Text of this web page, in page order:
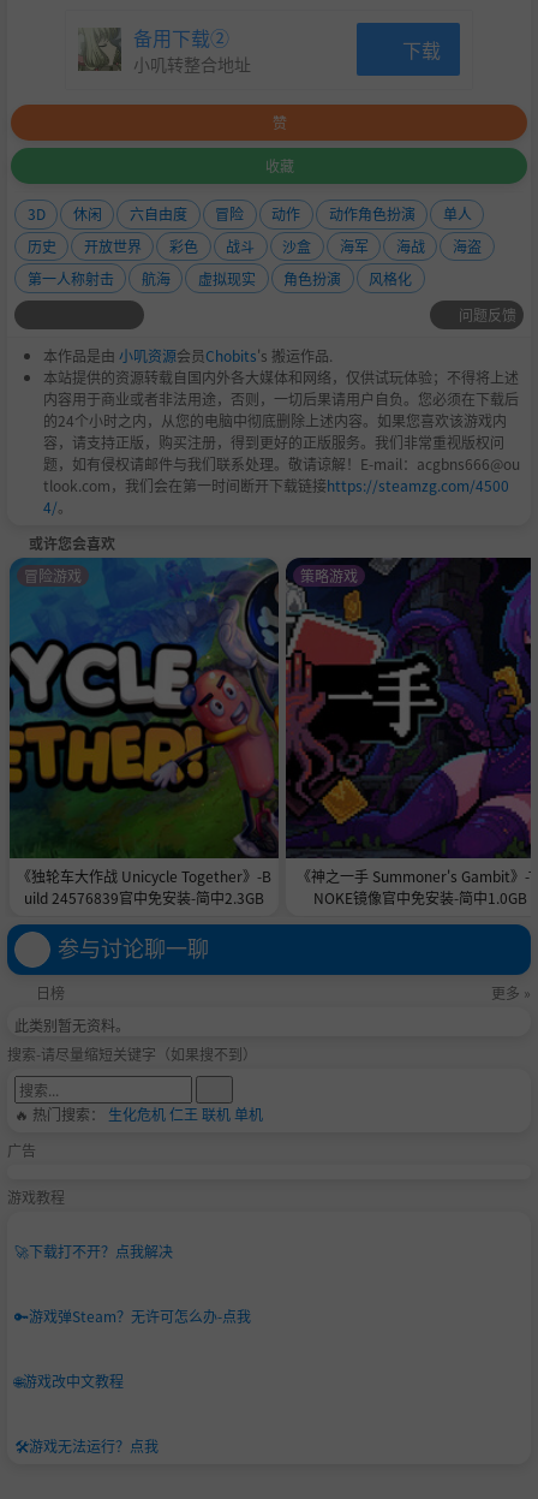
备用下载②
小叽转整合地址 下载
赞
收藏
3D 休闲 六自由度 冒险 动作 动作角色扮演
单人
历史
开放世界 彩色 战斗 沙盒 海军 海战
海盗
第一人称射击
航海 虚拟现实 角色扮演
风格化
问题反馈
本作品是由 小叽资源会员Chobits's 搬运作品.
本站提供的资源转载自国内外各大媒体和网络，仅供试玩体验；不得将上述
内容用于商业或者非法用途，否则，一切后果请用户自负。您必须在下载后
的24个小时之内，从您的电脑中彻底删除上述内容。如果您喜欢该游戏内
容，请支持正版，购买注册，得到更好的正版服务。我们非常重视版权问
题，如有侵权请邮件与我们联系处理。敬请谅解！E-mail：acgbns666@ou
tlook.com，我们会在第一时间断开下载链接https://steamzg.com/4500
4/。
或许您会喜欢
《独轮车大作战 Unicycle Together》-B
uild 24576839官中免安装-简中2.3GB
冒险游戏
《神之一手 Summoner's Gambit》-
NOKE镜像官中免安装-简中1.0GB
策略游戏
参与讨论聊一聊
日榜
更多 »
此类别暂无资料。
搜索-请尽量缩短关键字（如果搜不到）
🔥 热门搜索： 生化危机仁王 联机单机
广告
游戏教程
🚀下载打不开？点我解决
🔑游戏弹Steam？无许可怎么办-点我
🌐游戏改中文教程
🛠️游戏无法运行？点我